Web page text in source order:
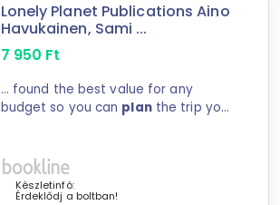
Lonely Planet Publications Aino
Havukainen, Sami ...
7 950 Ft
... found the best value for any
budget so you can planthe trip you
Készletinfó:
Érdeklődj a boltban!